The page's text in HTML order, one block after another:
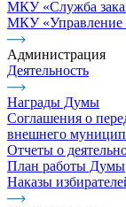
МКУ «Служба
МКУ «Управление
Администрация
Деятельность
Награды Думы
Соглашения о
внешнего
Отчеты о
План работы Думы
Наказы